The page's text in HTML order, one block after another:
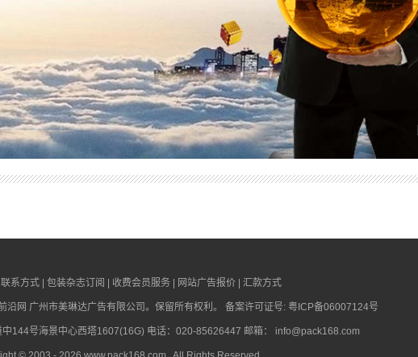
联系方式| 包装杂志订阅 收费会员服务| 网站广告报价| 汇款方式
沿网 广州市美琳达广告有限公司。保留所有权利。 备案许可证号: 粤ICP备06007124号
144号海景中心西塔1607(16G) 电话：020-85626447 邮箱： info@pack168.com